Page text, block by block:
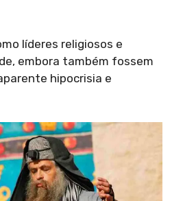
líderes religiosos e
embora também fossem
hipocrisia e